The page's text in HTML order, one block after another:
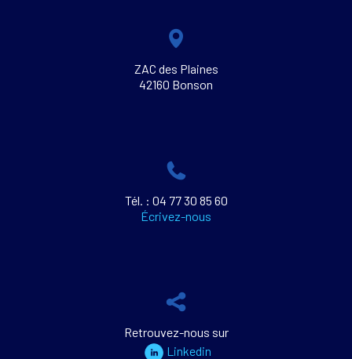
ZAC des Plaines
42160 Bonson
Tél. : 04 77 30 85 60
Écrivez-nous
Retrouvez-nous sur
Linkedin